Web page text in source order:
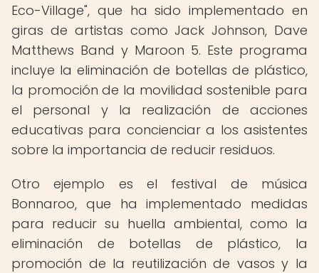
Eco-Village", que ha sido implementado en
giras de artistas como Jack Johnson, Dave
Matthews Band y Maroon 5. Este programa
incluye la eliminación de botellas de plástico,
la promoción de la movilidad sostenible para
el personal y la realización de acciones
educativas para concienciar a los asistentes
sobre la importancia de reducir residuos.
Otro ejemplo es el festival de música
Bonnaroo, que ha implementado medidas
para reducir su huella ambiental, como la
eliminación de botellas de plástico, la
promoción de la reutilización de vasos y la